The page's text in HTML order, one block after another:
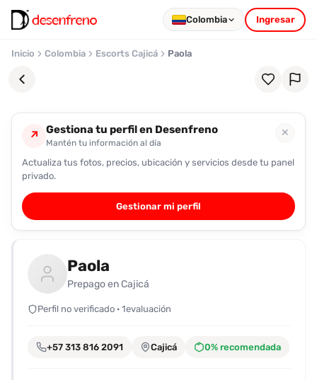
Colombia Ingresar
Inicio Colombia Escorts Cajicá Paola
Favoritos
Pronto
podrás
registrarte
guardar
favoritas
para
fácilmente.
↗ Gestiona tu perfil en Desenfreno
Mantén tu información al día
✕
Actualiza tus fotos, precios, ubicación y servicios desde tu panel
privado.
Gestionar mi perfil
Paola
Prepago en Cajicá
Perfil no verificado · 1evaluación
+57 313 816 2091 Cajicá 0% recomendada